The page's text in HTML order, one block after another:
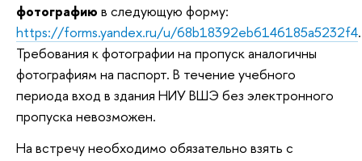
фотографию в следующую форму:
https://forms.yandex.ru/u/68b18392eb6146185a5232f4.
Требования к фотографии на пропуск аналогичны
фотографиям на паспорт. В течение учебного
периода вход в здания НИУ ВШЭ без электронного
пропуска невозможен.
На встречу необходимо обязательно взять с